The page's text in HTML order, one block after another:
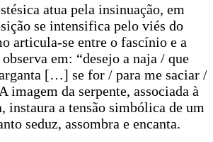
atua pela insinuação, em
se intensifica pelo viés do
articula-se entre o fascínio e a
em: “desejo a naja / que
[…] se for / para me saciar /
imagem da serpente, associada à
a tensão simbólica de um
seduz, assombra e encanta.